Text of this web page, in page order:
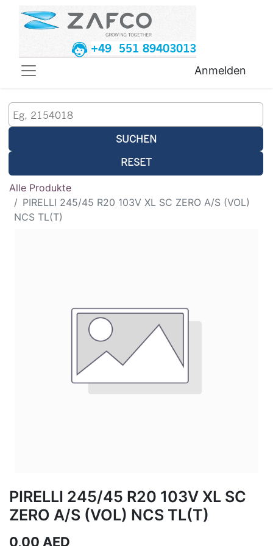
+49 551 89403013
Anmelden
SUCHEN
RESET
Alle Produkte
PIRELLI 245/45 R20 103V XL SC ZERO A/S (VOL)
NCS TL(T)
PIRELLI 245/45 R20 103V XL SC
ZERO A/S (VOL) NCS TL(T)
0,00 AED